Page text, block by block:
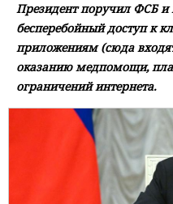
Президент поручил ФСБ и
бесперебойный доступ к
приложениям (сюда
оказанию медпомощи,
ограничений интернета.